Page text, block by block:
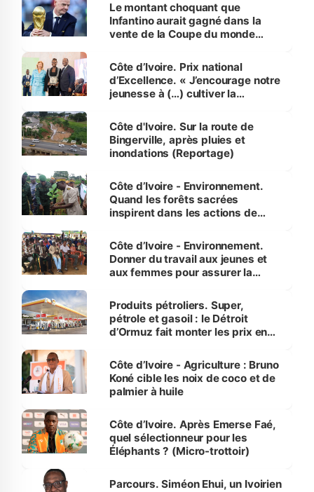
Le montant choquant que
Infantino aurait gagné dans la
vente de la Coupe du monde
Côte d’Ivoire. Prix national
d’Excellence. « J’encourage notre
jeunesse à (…) cultiver la
(Alassane Ouattara
Côte d'Ivoire. Sur la route de
Bingerville, après pluies et
inondations (Reportage)
Côte d’Ivoire - Environnement.
Quand les forêts sacrées
inspirent dans les actions de
Côte d’Ivoire - Environnement.
Donner du travail aux jeunes et
aux femmes pour assurer la
menacées
Produits pétroliers. Super,
pétrole et gasoil : le Détroit
d’Ormuz fait monter les prix en
Côte d’Ivoire - Agriculture : Bruno
Koné cible les noix de coco et de
palmier à huile
Côte d’Ivoire. Après Emerse Faé,
quel sélectionneur pour les
Éléphants ? (Micro-trottoir)
Parcours. Siméon Ehui, un Ivoirien